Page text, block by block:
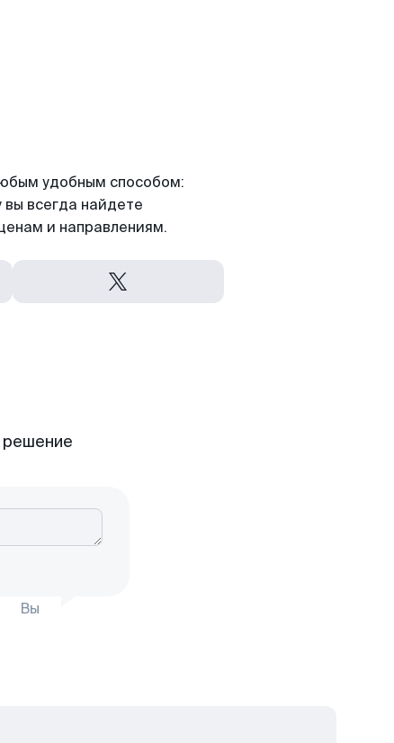
удобным способом:
всегда найдете
и направлениям.
решение
Вы